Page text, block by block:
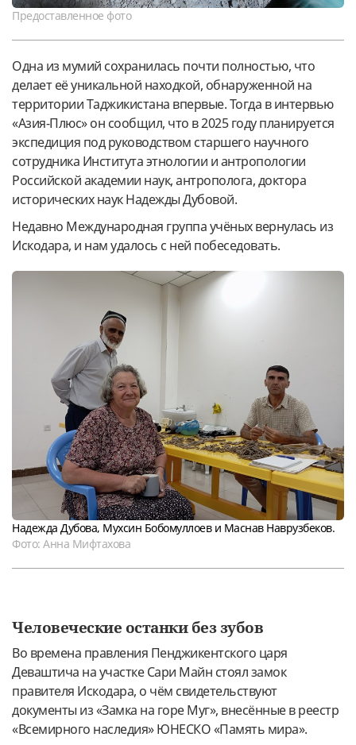
Предоставленное фото
Одна из мумий сохранилась почти полностью, что
делает её уникальной находкой, обнаруженной на
территории Таджикистана впервые. Тогда в интервью
«Азия-Плюс» он сообщил, что в 2025 году планируется
экспедиция под руководством старшего научного
сотрудника Института этнологии и антропологии
Российской академии наук, антрополога, доктора
исторических наук Надежды Дубовой.
Недавно Международная группа учёных вернулась из
Искодара, и нам удалось с ней побеседовать.
Надежда Дубова, Мухсин Бобомуллоев и Маснав Наврузбеков.
Фото: Анна Мифтахова
Человеческие останки без зубов
Во времена правления Пенджикентского царя
Деваштича на участке Сари Майн стоял замок
правителя Искодара, о чём свидетельствуют
документы из «Замка на горе Муг», внесённые в реестр
«Всемирного наследия» ЮНЕСКО «Память мира».